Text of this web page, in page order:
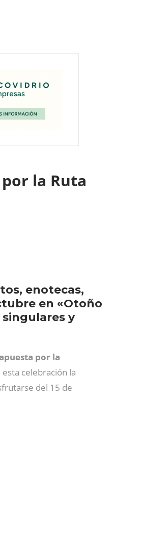
la Ruta
enotecas,
en «Otoño
y
por la
celebración la
del 15 de